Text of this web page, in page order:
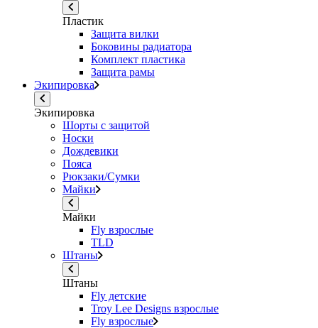
Пластик
Защита вилки
Боковины радиатора
Комплект пластика
Защита рамы
Экипировка
Экипировка
Шорты с защитой
Носки
Дождевики
Пояса
Рюкзаки/Сумки
Майки
Майки
Fly взрослые
TLD
Штаны
Штаны
Fly детские
Troy Lee Designs взрослые
Fly взрослые